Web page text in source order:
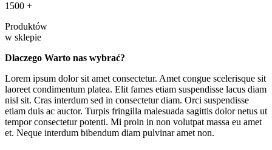
1500 +
Produktów
w sklepie
Dlaczego Warto nas wybrać?
Lorem ipsum dolor sit amet consectetur. Amet congue scelerisque sit
laoreet condimentum platea. Elit fames etiam suspendisse lacus diam
nisl sit. Cras interdum sed in consectetur diam. Orci suspendisse
etiam duis ac auctor. Turpis fringilla malesuada sagittis dolor netus ut
tempor consectetur potenti. Mi proin in non volutpat massa eu amet
et. Neque interdum bibendum diam pulvinar amet non.